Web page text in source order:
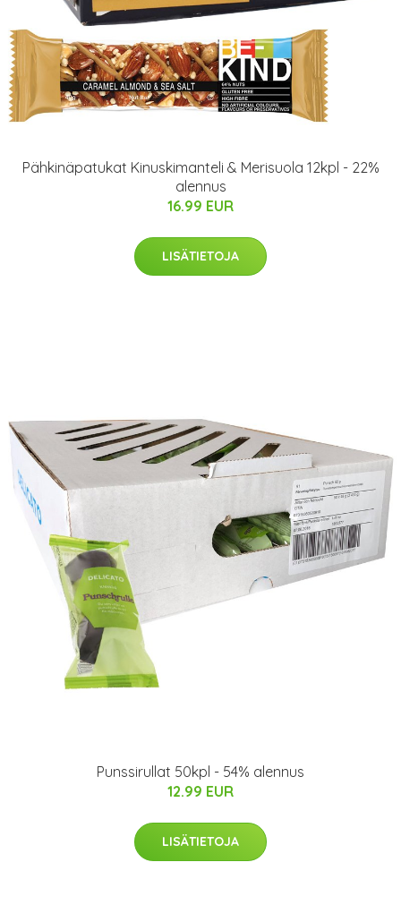
Pähkinäpatukat Kinuskimanteli & Merisuola 12kpl - 22%
alennus
16.99 EUR
LISÄTIETOJA
Punssirullat 50kpl - 54% alennus
12.99 EUR
LISÄTIETOJA